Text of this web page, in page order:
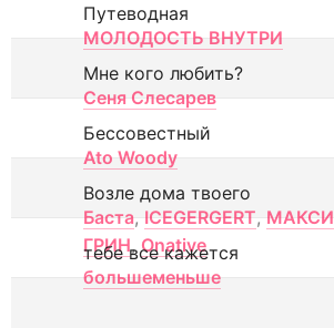
Путеводная
МОЛОДОСТЬ ВНУТРИ
Мне кого любить?
Сеня Слесарев
Бессовестный
Ato Woody
Возле дома твоего
Баста, ICEGERGERT, МАКСИ
ГРИН, Onative
тебе все кажется
большеменьше